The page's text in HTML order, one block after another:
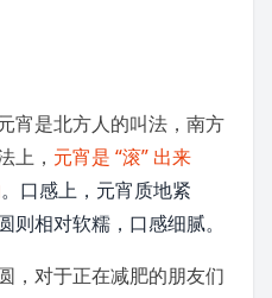
宵是北方人的叫法，南方
上， 元宵是 “滚” 出来
。口感上，元宵质地紧
则相对软糯，口感细腻。
，对于正在减肥的朋友们